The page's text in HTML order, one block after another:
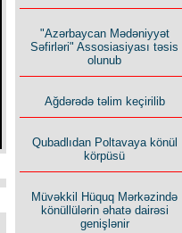
"Azərbaycan Mədəniyyət
Səfirləri" Assosiasiyası təsis
olunub
Ağdərədə təlim keçirilib
Qubadlıdan Poltavaya könül
körpüsü
Müvəkkil Hüquq Mərkəzində
könüllülərin əhatə dairəsi
genişlənir